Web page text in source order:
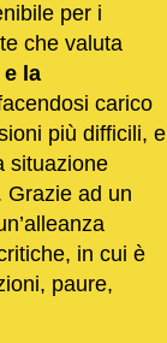
per i
che valuta
e la
carico
più difficili, e
situazione
Grazie ad un
in cui è
paure,